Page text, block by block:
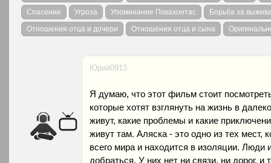
Спасение
Угроза Упоминание Покахонтас
Борьба за
Отношения отца и дочери
Отношения отца и сына
Юрий0913
Я думаю, что этот фильм стоит
которые хотят взглянуть на жизнь в
живут, какие проблемы и какие
живут там. Аляска - это одно из тех мест,
всего мира и находится в изоляции. Люди
добраться. У них нет ни связи, ни дорог, и